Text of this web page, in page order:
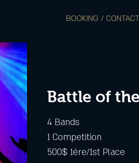
BOOKING / CONTACT
Battle of
4 Bands
1 Competition
500$ 1ére/1st Place